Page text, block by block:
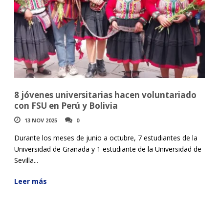
8 jóvenes universitarias hacen voluntariado
con FSU en Perú y Bolivia
13 NOV 2025 0
Durante los meses de junio a octubre, 7 estudiantes de la
Universidad de Granada y 1 estudiante de la Universidad de
Sevilla...
Leer más